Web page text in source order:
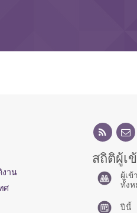
าน
ศ
สถิติผู้เ
ผู้เข้
ทั้งห
ปีนี้